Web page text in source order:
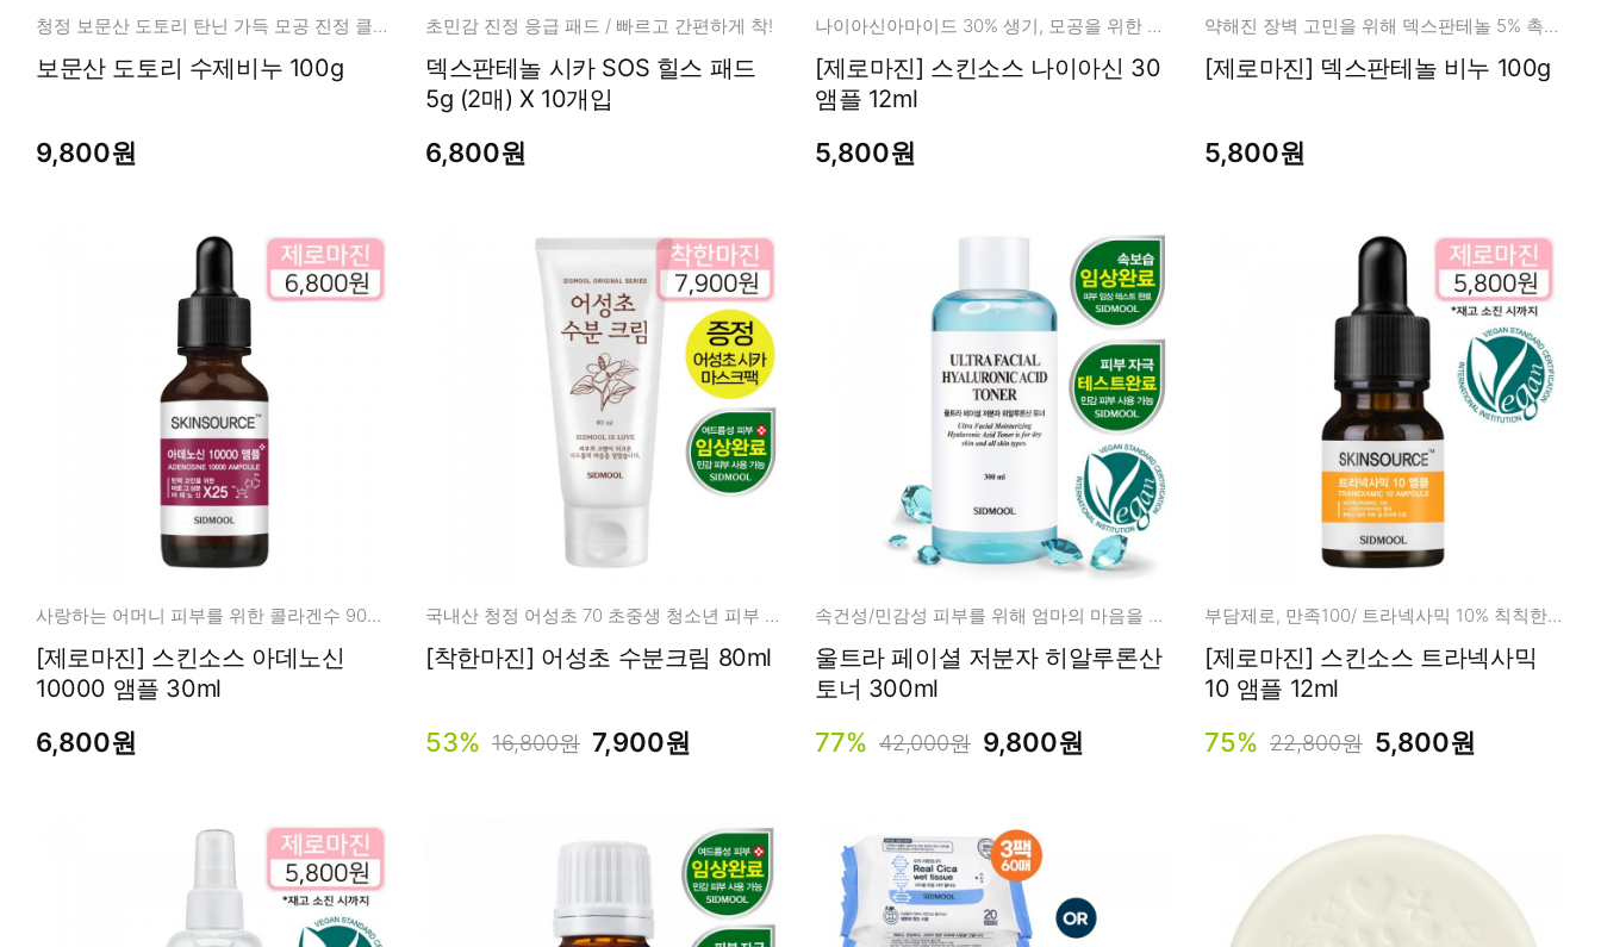
청정 보문산 도토리 탄닌 가득 모공 진정 클렌징
보문산 도토리 수제비누 100g
9,800원
초민감 진정 응급 패드 / 빠르고 간편하게 착!
덱스판테놀 시카 SOS 힐스 패드
5g (2매) X 10개입
6,800원
나이아신아마이드 30% 생기, 모공을 위한 믹스템!
[제로마진] 스킨소스 나이아신 30
앰플 12ml
5,800원
약해진 장벽 고민을 위해 덱스판테놀 5% 촉촉 클렌징
[제로마진] 덱스판테놀 비누 100g
5,800원
사랑하는 어머니 피부를 위한 콜라겐수 90% + 아데노신 앰플
[제로마진] 스킨소스 아데노신
10000 앰플 30ml
6,800원
국내산 청정 어성초 70 초중생 청소년 피부 고민부터 진정 수딩 케어!
[착한마진] 어성초 수분크림 80ml
53% 16,800원 7,900원
속건성/민감성 피부를 위해 엄마의 마음을 듬뿍 담아 만들었습니다.
울트라 페이셜 저분자 히알루론산
토너 300ml
77% 42,000원 9,800원
부담제로, 만족100/ 트라넥사믹 10% 칙칙한피부, 다크스팟, 에이지스팟
[제로마진] 스킨소스 트라넥사믹
10 앰플 12ml
75% 22,800원 5,800원